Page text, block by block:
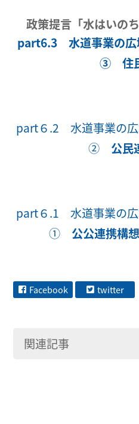
政策提言「水はいの
part6.3 水道事業の広
③ 住
part６.2 水道事業の広
② 公民
part６.1 水道事業の広
① 公公連携構
Facebook twitter
関連記事